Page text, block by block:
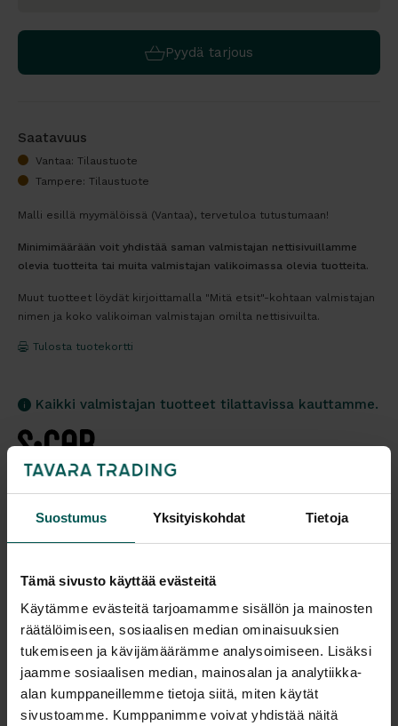
Suostumus Yksityiskohdat Tietoja
Tämä sivusto käyttää evästeitä
Käytämme evästeitä tarjoamamme sisällön ja mainosten
räätälöimiseen, sosiaalisen median ominaisuuksien
tukemiseen ja kävijämäärämme analysoimiseen. Lisäksi
jaamme sosiaalisen median, mainosalan ja analytiikka-
alan kumppaneillemme tietoja siitä, miten käytät
sivustoamme. Kumppanimme voivat yhdistää näitä
Pyydä tarjous
Saatavuus
Vantaa: Tilaustuote
Tampere: Tilaustuote
Malli esillä myymälöissä (Vantaa), tervetuloa tutustumaan!
Minimimäärään voit yhdistää saman valmistajan nettisivuillamme
olevia tuotteita tai muita valmistajan valikoimassa olevia tuotteita.
Muut tuotteet löydät kirjoittamalla "Mitä etsit"-kohtaan valmistajan
nimen ja koko valikoiman valmistajan omilta nettisivuilta.
Tulosta tuotekortti
Kaikki valmistajan tuotteet tilattavissa kauttamme.
Tuotekuvaus
Mentha-tuolit erottuvat luonnonmukaisilla
kokoelma tarjoaa monia vaihtoehtoja eri
käyttötarkoituksiin, kuten asuin- ja julkitiloihin,
toimistoihin ja oppilaitoksiin, ja se on saatavilla
useissa väreissä ja jalkarakennevaihtoehdoissa.